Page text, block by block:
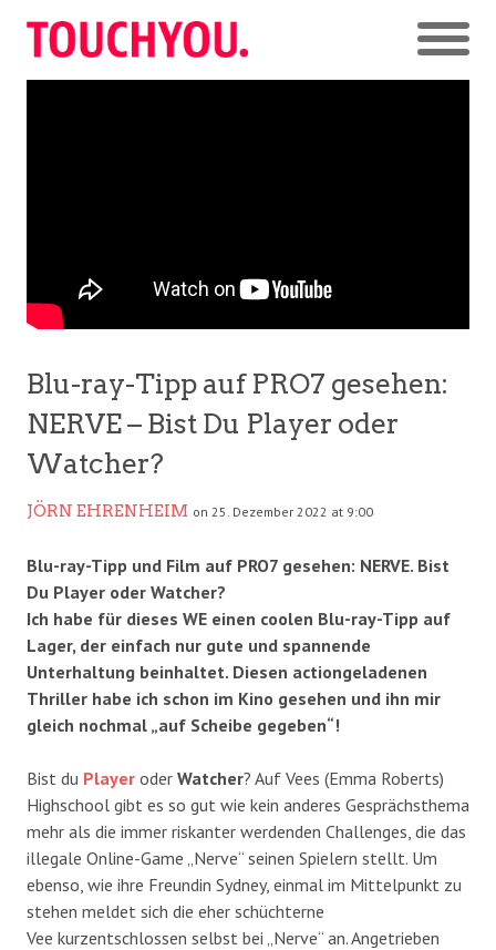
Blu-ray-Tipp auf PRO7 gesehen:
NERVE – Bist Du Player oder
Watcher?
JÖRN EHRENHEIM on 25. Dezember 2022 at 9:00
Blu-ray-Tipp und Film auf PRO7 gesehen: NERVE. Bist
Du Player oder Watcher?
Ich habe für dieses WE einen coolen Blu-ray-Tipp auf
Lager, der einfach nur gute und spannende
Unterhaltung beinhaltet. Diesen actiongeladenen
Thriller habe ich schon im Kino gesehen und ihn mir
gleich nochmal „auf Scheibe gegeben“!
Bist du Player oder Watcher? Auf Vees (Emma Roberts)
Highschool gibt es so gut wie kein anderes Gesprächsthema
mehr als die immer riskanter werdenden Challenges, die das
illegale Online-Game „Nerve“ seinen Spielern stellt. Um
ebenso, wie ihre Freundin Sydney, einmal im Mittelpunkt zu
stehen meldet sich die eher schüchterne
Vee kurzentschlossen selbst bei „Nerve“ an. Angetrieben